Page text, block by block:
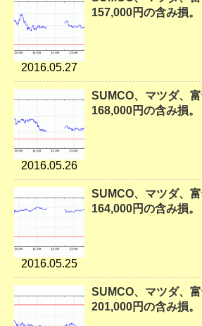
2016.05.27
157,000円の含み損。
2016.05.26
SUMCO、マツダ、富
168,000円の含み損。
2016.05.25
SUMCO、マツダ、富
164,000円の含み損。
SUMCO、マツダ、富
201,000円の含み損。